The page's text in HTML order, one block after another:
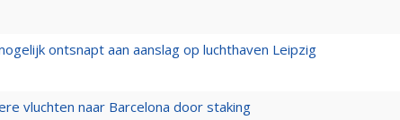
ontsnapt aan aanslag op luchthaven Leipzig
vluchten naar Barcelona door staking